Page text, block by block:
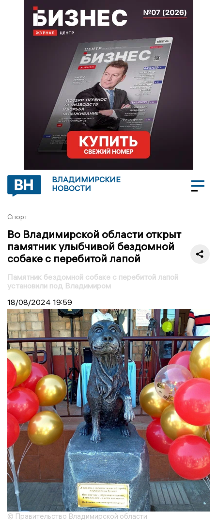
ВЛАДИМИРСКИЕ
НОВОСТИ
Спорт
Во Владимирской области открыт
памятник улыбчивой бездомной
собаке с перебитой лапой
Памятник бездомной собаке с перебитой лапой
установили под Владимиром
18/08/2024 19:59
© Правительство Владимирской области